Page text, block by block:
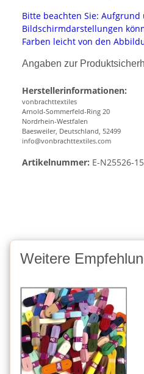
Bitte beachten Sie:
Bildschirmdarstellungen
Farben leicht von den
Angaben zur
Herstellerinformationen:
vonbrachttextiles
Arnold-Sommerfeld-Ring 20
Nordrhein-Westfalen
Baesweiler, Deutschland, 52499
info@vonbrachttextiles.com
Artikelnummer: E-N25526-
Weitere